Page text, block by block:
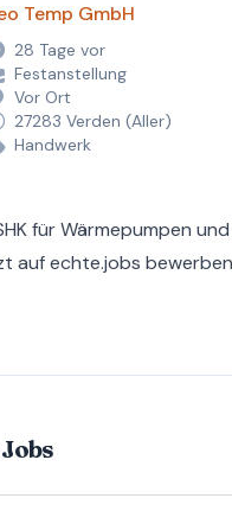
Temp GmbH
28 Tage vor
Festanstellung
Vor Ort
27283 Verden (Aller)
Handwerk
für Wärmepumpen
auf echte.jobs